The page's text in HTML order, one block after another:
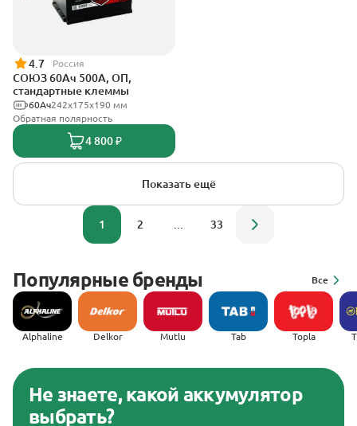
4.7 Россия
СОЮЗ 60Ач 500А, ОП,
стандартные клеммы
242x175x190 мм
60Ач
Обратная полярность
4 800 ₽
Показать ещё
1 2 33
Популярные бренды Все
Alphaline Delkor Mutlu Tab Topla
Не знаете, какой аккумулятор
выбрать?